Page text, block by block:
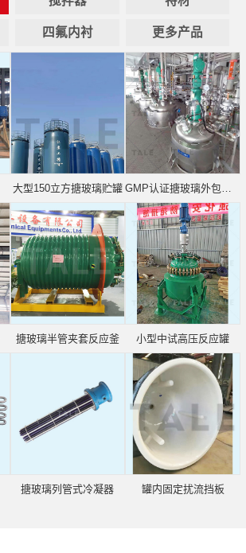
四氟内衬 更多产品
大型150立方搪玻璃贮罐
搪玻璃半管夹套反应釜 小型中试高压反应罐
搪玻璃列管式冷凝器 罐内固定扰流挡板